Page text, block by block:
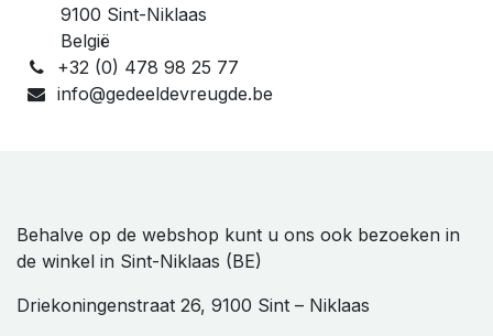
9100 Sint-Niklaas
België
+32 (0) 478 98 25 77
info@gedeeldevreugde.be
Behalve op de webshop kunt u ons ook bezoeken in
de winkel in Sint-Niklaas (BE)
Driekoningenstraat 26, 9100 Sint – Niklaas